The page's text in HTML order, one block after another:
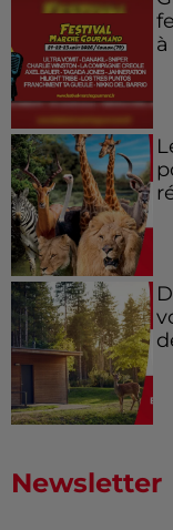
Newsletter